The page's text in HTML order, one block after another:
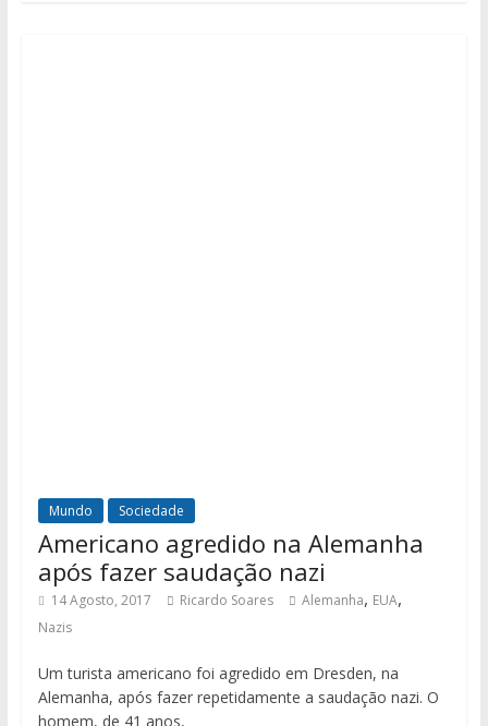
Mundo Sociedade
Americano agredido na Alemanha
após fazer saudação nazi
14 Agosto, 2017 Ricardo Soares Alemanha, EUA,
Nazis
Um turista americano foi agredido em Dresden, na
Alemanha, após fazer repetidamente a saudação nazi. O
homem, de 41 anos,